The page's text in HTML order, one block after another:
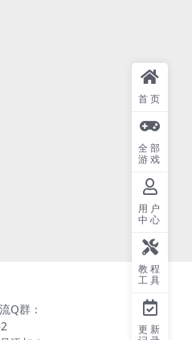
Q群：
首页
全部
游戏
用户
中心
教程
工具
更新